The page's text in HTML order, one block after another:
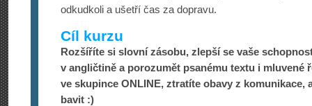
odkudkoli a ušetří čas za dopravu.
Cíl kurzu
Rozšíříte si slovní zásobu, zlepší se vaše
v angličtině a porozumět psanému textu i mluvené
ve skupince ONLINE, ztratíte obavy z komunikace,
bavit :)